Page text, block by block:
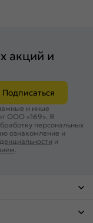
акций и
Подписаться
и иные
ООО «169». Я
персональных
ознакомление и
и